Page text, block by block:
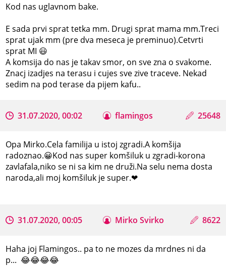
Kod nas uglavnom bake.
E sada prvi sprat tetka mm. Drugi sprat mama mm.Treci
sprat ujak mm (pre dva meseca je preminuo).Cetvrti
sprat MI 😃
A komsija do nas je takav smor, on sve zna o svakome.
Znacj izadjes na terasu i cujes sve zive traceve. Nekad
sedim na pod terase da pijem kafu..
31.07.2020, 00:02 flamingos 25648
Opa Mirko.Cela familija u istoj zgradi.A komšija
radoznao.😀Kod nas super komšiluk u zgradi-korona
zavlafala,niko se ni sa kim ne druži.Na selu nema dosta
naroda,ali moj komšiluk je super.❤
31.07.2020, 00:05 Mirko Svirko 8622
Haha joj Flamingos.. pa to ne mozes da mrdnes ni da
p... 😂😂😂😂